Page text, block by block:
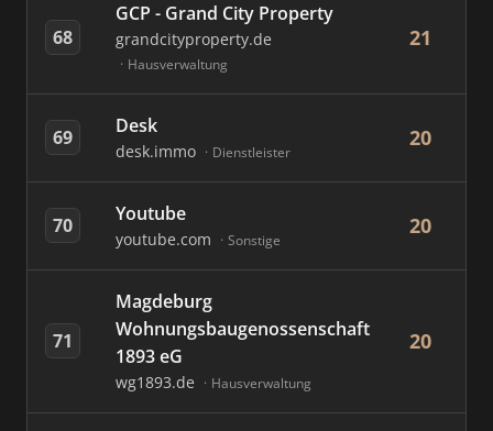
68
GCP - Grand City Property
grandcityproperty.de
Hausverwaltung
21
69 Desk
desk.immo Dienstleister
20
70 Youtube
youtube.com Sonstige
20
71
Magdeburg
Wohnungsbaugenossenschaft
1893 eG
wg1893.de Hausverwaltung
20